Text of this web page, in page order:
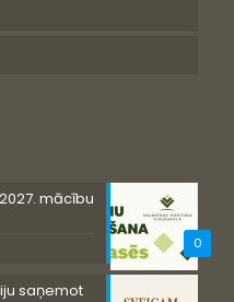
0
mācību
saņemot